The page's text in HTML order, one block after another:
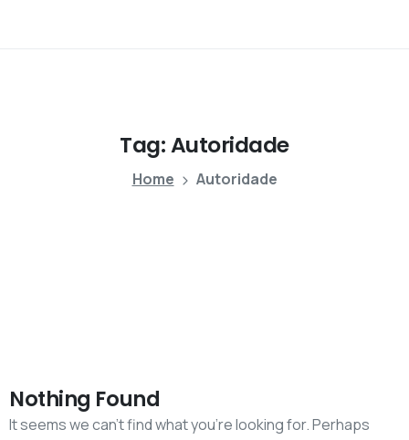
Tag:Autoridade
Home Autoridade
Nothing Found
It seems we can’t find what you’re looking for. Perhaps